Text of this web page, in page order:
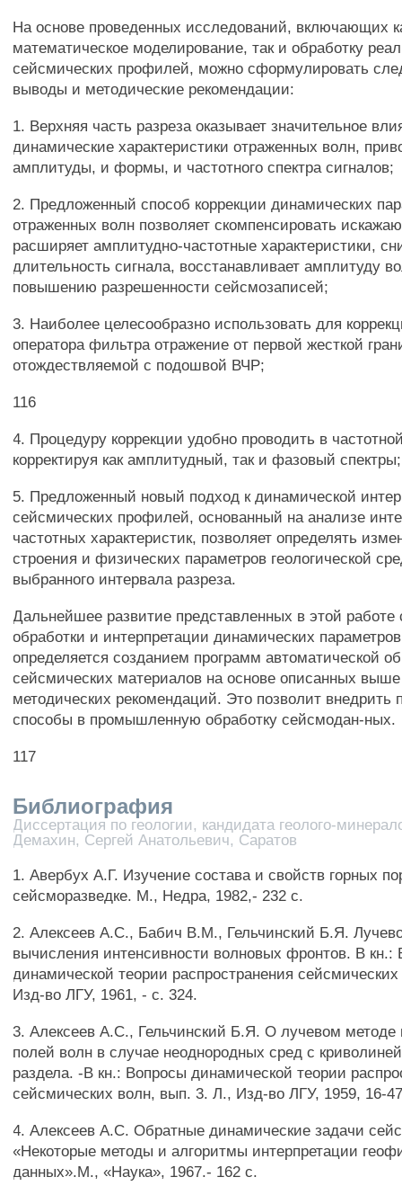
На основе проведенных исследований, включающих
математическое моделирование, так и обработку
сейсмических профилей, можно сформулировать
выводы и методические рекомендации:
1. Верхняя часть разреза оказывает значительное
динамические характеристики отраженных волн,
амплитуды, и формы, и частотного спектра сигналов;
2. Предложенный способ коррекции динамических
отраженных волн позволяет скомпенсировать
расширяет амплитудно-частотные характеристики,
длительность сигнала, восстанавливает амплитуду
повышению разрешенности сейсмозаписей;
3. Наиболее целесообразно использовать для
оператора фильтра отражение от первой жесткой
отождествляемой с подошвой ВЧР;
116
4. Процедуру коррекции удобно проводить в
корректируя как амплитудный, так и фазовый спектры;
5. Предложенный новый подход к динамической
сейсмических профилей, основанный на анализе
частотных характеристик, позволяет определять
строения и физических параметров геологической
выбранного интервала разреза.
Дальнейшее развитие представленных в этой работе
обработки и интерпретации динамических
определяется созданием программ автоматической
сейсмических материалов на основе описанных
методических рекомендаций. Это позволит внедрить
способы в промышленную обработку сейсмодан-ных.
117
Библиография
Диссертация по геологии, кандидата геолого-
Демахин, Сергей Анатольевич, Саратов
1. Авербух А.Г. Изучение состава и свойств горных
сейсморазведке. М., Недра, 1982,- 232 с.
2. Алексеев A.C., Бабич В.М., Гельчинский Б.Я.
вычисления интенсивности волновых фронтов. В кн.:
динамической теории распространения
Изд-во ЛГУ, 1961, - с. 324.
3. Алексеев A.C., Гельчинский Б.Я. О лучевом
полей волн в случае неоднородных сред с
раздела. -В кн.: Вопросы динамической теории
сейсмических волн, вып. 3. Л., Изд-во ЛГУ, 1959, 16-
4. Алексеев A.C. Обратные динамические задачи
«Некоторые методы и алгоритмы интерпретации
данных».М., «Наука», 1967.- 162 с.